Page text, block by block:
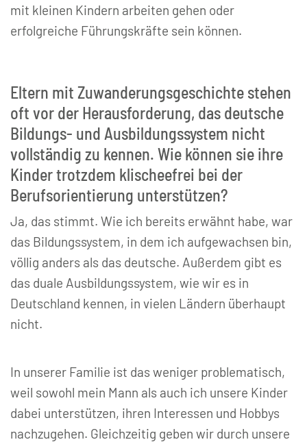
mit kleinen Kindern arbeiten gehen oder
erfolgreiche Führungskräfte sein können.
Eltern mit Zuwanderungsgeschichte stehen
oft vor der Herausforderung, das deutsche
Bildungs- und Ausbildungssystem nicht
vollständig zu kennen. Wie können sie ihre
Kinder trotzdem klischeefrei bei der
Berufsorientierung unterstützen?
Ja, das stimmt. Wie ich bereits erwähnt habe, war
das Bildungssystem, in dem ich aufgewachsen bin,
völlig anders als das deutsche. Außerdem gibt es
das duale Ausbildungssystem, wie wir es in
Deutschland kennen, in vielen Ländern überhaupt
nicht.
In unserer Familie ist das weniger problematisch,
weil sowohl mein Mann als auch ich unsere Kinder
dabei unterstützen, ihren Interessen und Hobbys
nachzugehen. Gleichzeitig geben wir durch unsere